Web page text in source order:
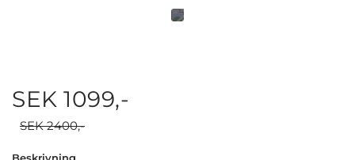
SEK 1099,-
SEK 2400,-